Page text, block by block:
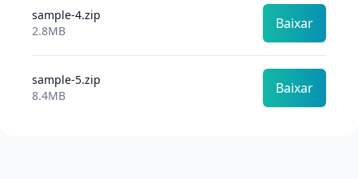
sample-4.zip
2.8MB
Baixar
sample-5.zip
8.4MB
Baixar